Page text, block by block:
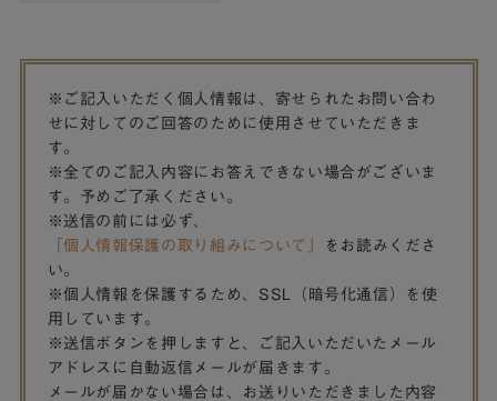
※ご記入いただく個人情報は、寄せられたお問い合わ
せに対してのご回答のために使用させていただきま
す。
※全てのご記入内容にお答えできない場合がございま
す。予めご了承ください。
※送信の前には必ず、
「個人情報保護の取り組みについて」
をお読みくださ
い。
※個人情報を保護するため、SSL（暗号化通信）を使
用しています。
※送信ボタンを押しますと、ご記入いただいたメール
アドレスに自動返信メールが届きます。
メールが届かない場合は、お送りいただきました内容